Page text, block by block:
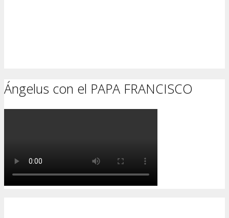
Ángelus con el PAPA FRANCISCO